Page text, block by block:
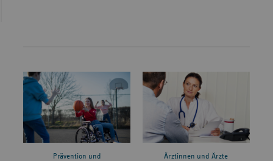
Prävention und
Ärztinnen und Ärzte